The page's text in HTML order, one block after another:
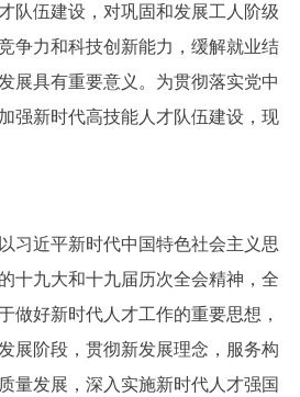
利企服务 投资项目
阳光政务
队伍建设，对巩固和发展工人阶级
争力和科技创新能力，缓解就业结
展具有重要意义。为贯彻落实党中
强新时代高技能人才队伍建设，现
近平新时代中国特色社会主义思
十九大和十九届历次全会精神，全
做好新时代人才工作的重要思想，
展阶段，贯彻新发展理念，服务构
量发展，深入实施新时代人才强国